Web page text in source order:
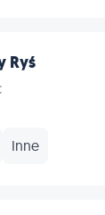
Ryś
Inne